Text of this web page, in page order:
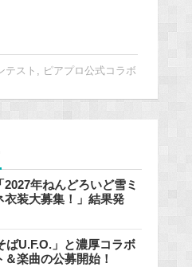
テスト ピアプロ公式コラボ
2027年ねんどろいど雪ミ
衣装大募集！」結果発
ばU.F.O.」と濃厚コラボ
楽曲の公募開始！